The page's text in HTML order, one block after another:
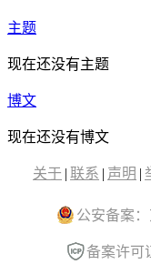
主题
现在还没有主题
博文
现在还没有博文
关于 | 联系 | 声明 |
公安备案：
备案许可